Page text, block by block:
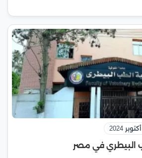
البيطري في مصر